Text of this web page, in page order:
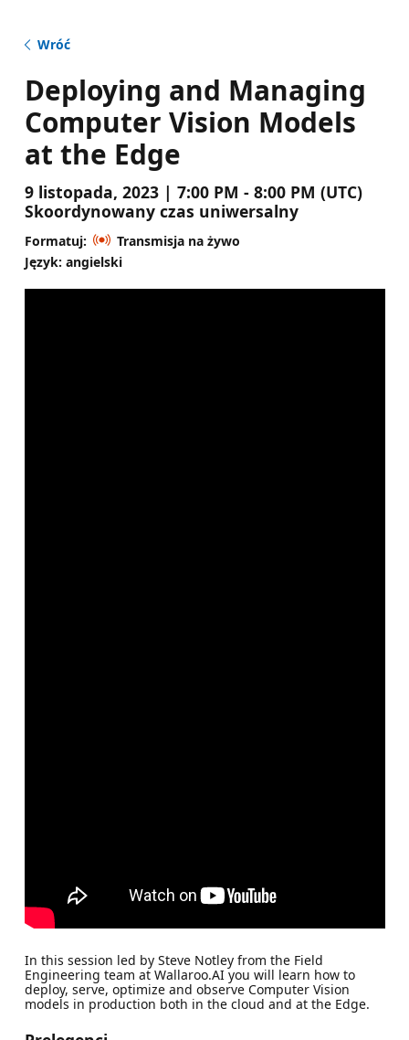
Wróć
Deploying and Managing
Computer Vision Models
at the Edge
9 listopada, 2023 | 7:00 PM - 8:00 PM (UTC)
Skoordynowany czas uniwersalny
Formatuj:
Transmisja na żywo
Język: angielski
In this session led by Steve Notley from the Field
Engineering team at Wallaroo.AI you will learn how to
deploy, serve, optimize and observe Computer Vision
models in production both in the cloud and at the Edge.